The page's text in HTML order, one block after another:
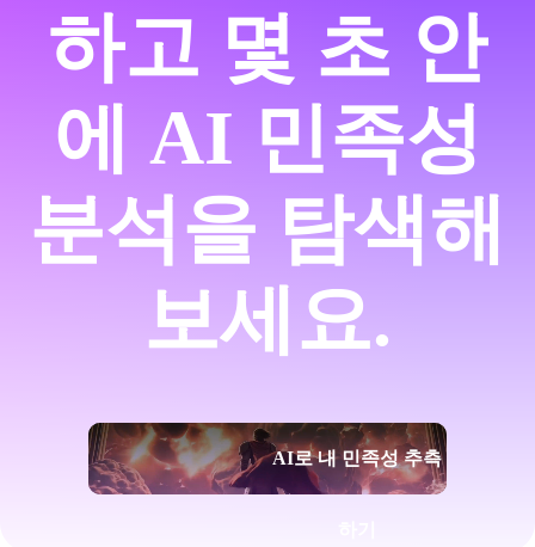
하고 몇 초 안
에 AI 민족성
분석을 탐색해
보세요.
AI로 내 민족성 추측